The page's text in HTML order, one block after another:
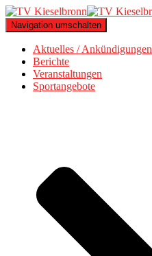
Navigation umschalten
Aktuelles / Ankündigungen
Berichte
Veranstaltungen
Sportangebote